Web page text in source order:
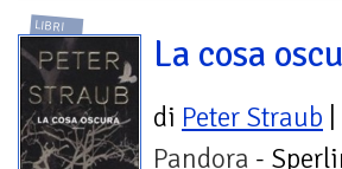
LIBRI
La cosa
di Peter Straub
Pandora -